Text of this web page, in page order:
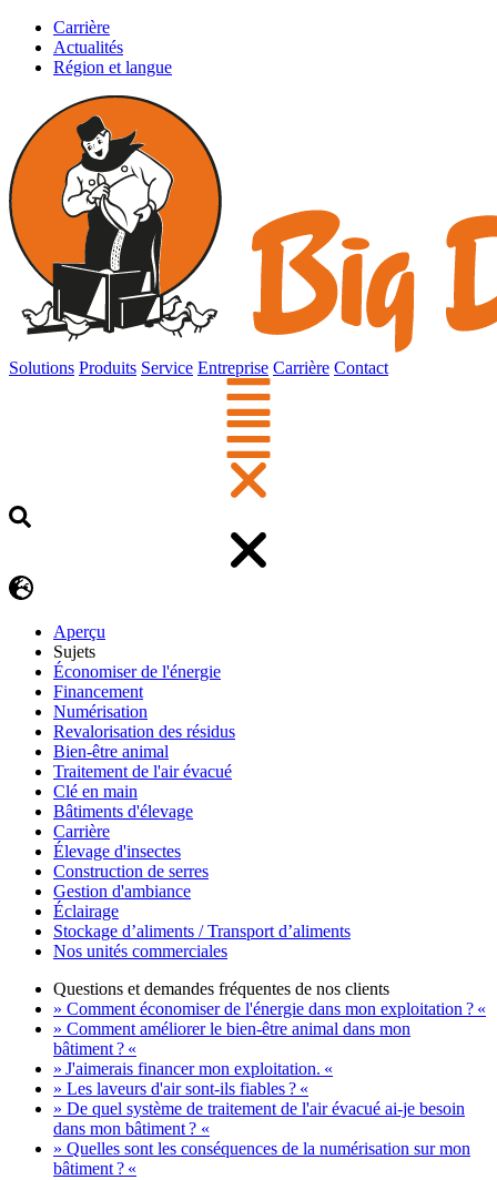
Carrière
Actualités
Région et langue
Solutions Produits Service Entreprise Carrière Contact
Aperçu
Sujets
Économiser de l'énergie
Financement
Numérisation
Revalorisation des résidus
Bien-être animal
Traitement de l'air évacué
Clé en main
Bâtiments d'élevage
Carrière
Élevage d'insectes
Construction de serres
Gestion d'ambiance
Éclairage
Stockage d’aliments / Transport d’aliments
Nos unités commerciales
Questions et demandes fréquentes de nos clients
» Comment économiser de l'énergie dans mon exploitation ? «
» Comment améliorer le bien-être animal dans mon
bâtiment ? «
» J'aimerais financer mon exploitation. «
» Les laveurs d'air sont-ils fiables ? «
» De quel système de traitement de l'air évacué ai-je besoin
dans mon bâtiment ? «
» Quelles sont les conséquences de la numérisation sur mon
bâtiment ? «